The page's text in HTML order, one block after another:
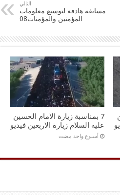
التالي
مسابقة هادفة لتوسيع معلومات
المؤمنين والمؤمنات08
7 بمناسبة زيارة الامام الحسين
عليه السلام زيارة الاربعين فيديو
‏أسبوع واحد مضت